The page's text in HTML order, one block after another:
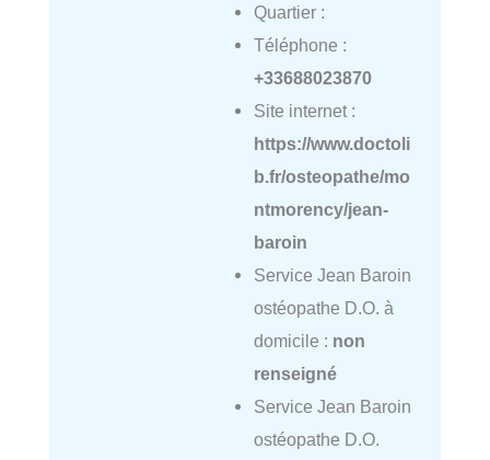
Quartier :
Téléphone :
+33688023870
Site internet :
https://www.doctoli
b.fr/osteopathe/mo
ntmorency/jean-
baroin
Service Jean Baroin
ostéopathe D.O. à
domicile : non
renseigné
Service Jean Baroin
ostéopathe D.O.